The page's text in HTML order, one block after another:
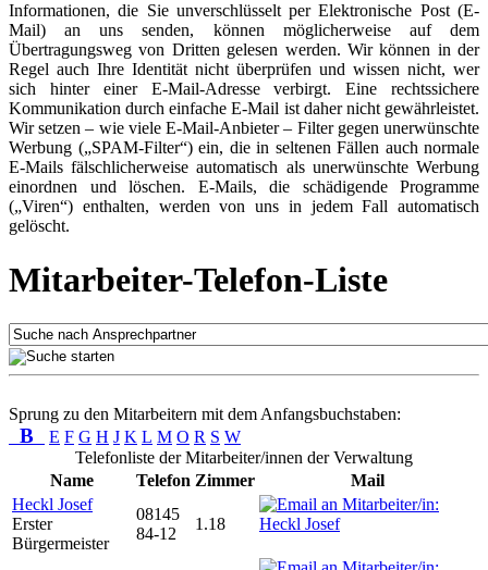
Informationen, die Sie unverschlüsselt per Elektronische Post (E-
Mail) an uns senden, können möglicherweise auf dem
Übertragungsweg von Dritten gelesen werden. Wir können in der
Regel auch Ihre Identität nicht überprüfen und wissen nicht, wer
sich hinter einer E-Mail-Adresse verbirgt. Eine rechtssichere
Kommunikation durch einfache E-Mail ist daher nicht gewährleistet.
Wir setzen – wie viele E-Mail-Anbieter – Filter gegen unerwünschte
Werbung („SPAM-Filter“) ein, die in seltenen Fällen auch normale
E-Mails fälschlicherweise automatisch als unerwünschte Werbung
einordnen und löschen. E-Mails, die schädigende Programme
(„Viren“) enthalten, werden von uns in jedem Fall automatisch
gelöscht.
Mitarbeiter-Telefon-Liste
Sprung zu den Mitarbeitern mit dem Anfangsbuchstaben:
B E F G H J K L M O R S W
Telefonliste der Mitarbeiter/innen der Verwaltung
Name
Telefon Zimmer
Mail
Heckl Josef
Erster
Bürgermeister
08145
84-12
1.18